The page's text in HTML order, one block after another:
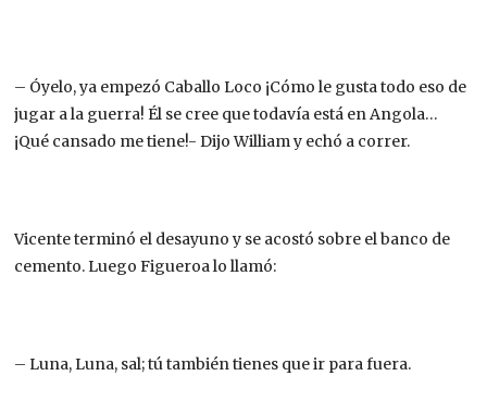
– Óyelo, ya empezó Caballo Loco ¡Cómo le gusta todo eso de
jugar a la guerra! Él se cree que todavía está en Angola…
¡Qué cansado me tiene!- Dijo William y echó a correr.
Vicente terminó el desayuno y se acostó sobre el banco de
cemento. Luego Figueroa lo llamó:
– Luna, Luna, sal; tú también tienes que ir para fuera.